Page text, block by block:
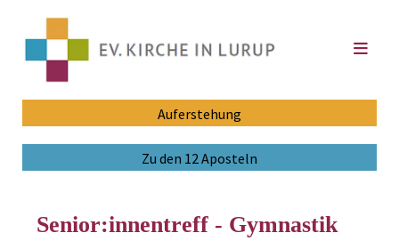
Auferstehung
Zu den 12 Aposteln
Senior:innentreff - Gymnastik